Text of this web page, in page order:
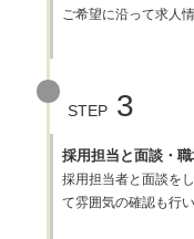
ご希望に沿って求人
STEP 3
採用担当と面談・
採用担当者と面談を
て雰囲気の確認も行い